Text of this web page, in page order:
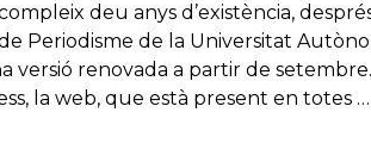
deu anys d’existència,
Periodisme de la Universitat
versió renovada a partir de
la web, que està present en totes …